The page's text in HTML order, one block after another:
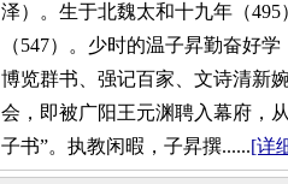
泽）。生于北魏太和十九年（
（547）。少时的温子昇勤奋好
博览群书、强记百家、文诗清新
会，即被广阳王元渊聘入幕府，
子书”。执教闲暇，子昇撰......[详